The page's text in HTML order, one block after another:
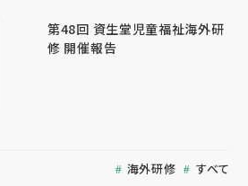
第48回 資生堂児童福祉海外研
修 開催報告
海外研修 すべて